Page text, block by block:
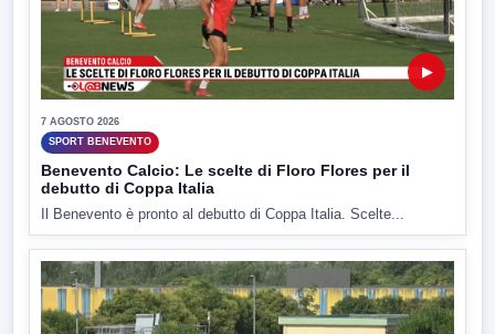
▶
7 AGOSTO 2026
SPORT BENEVENTO
Benevento Calcio: Le scelte di Floro Flores per il
debutto di Coppa Italia
Il Benevento è pronto al debutto di Coppa Italia. Scelte...